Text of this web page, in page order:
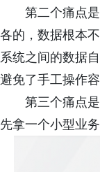
第二个痛点
各的，数据根本
系统之间的数据
避免了手工操作
第三个痛点
先拿一个小型业